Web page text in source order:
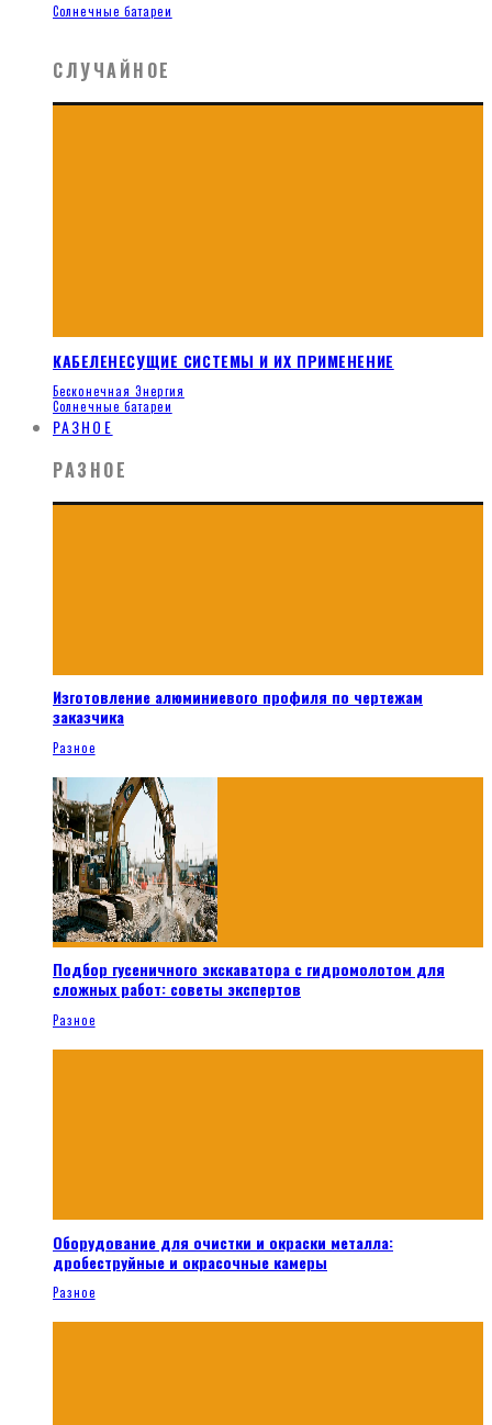
Солнечные батареи
СЛУЧАЙНОЕ
КАБЕЛЕНЕСУЩИЕ СИСТЕМЫ И ИХ ПРИМЕНЕНИЕ
Бесконечная Энергия
Солнечные батареи
РАЗНОЕ
РАЗНОЕ
Изготовление алюминиевого профиля по чертежам
заказчика
Разное
Подбор гусеничного экскаватора с гидромолотом для
сложных работ: советы экспертов
Разное
Оборудование для очистки и окраски металла:
дробеструйные и окрасочные камеры
Разное